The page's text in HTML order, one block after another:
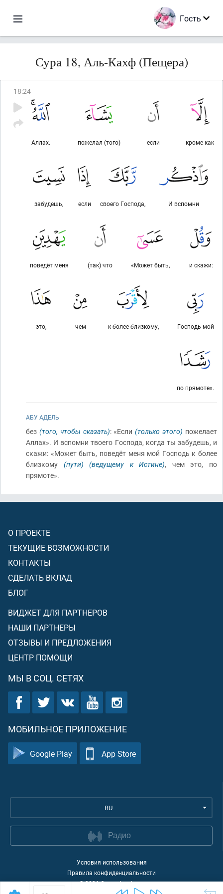
Гость
Сура 18, Аль-Кахф (Пещера)
18:24
кроме как
если
пожелал (того)
Аллах.
И вспомни
своего Господа,
если
забудешь,
и скажи:
«Может быть,
(так) что
поведёт меня
Господь мой
к более близкому,
чем
это,
по прямоте».
АБУ АДЕЛЬ
без (того, чтобы сказать): «Если(только этого) пожелает
Аллах». И вспомни твоего Господа, когда ты забудешь, и
скажи: «Может быть, поведёт меня мой Господь к более
близкому (пути) (ведущему к Истине), чем это, по
прямоте».
О ПРОЕКТЕ
ТЕКУЩИЕ ВОЗМОЖНОСТИ
КОНТАКТЫ
СДЕЛАТЬ ВКЛАД
БЛОГ
ВИДЖЕТ ДЛЯ ПАРТНЕРОВ
НАШИ ПАРТНЕРЫ
ОТЗЫВЫ И ПРЕДЛОЖЕНИЯ
ЦЕНТР ПОМОЩИ
МЫ В СОЦ. СЕТЯХ
МОБИЛЬНОЕ ПРИЛОЖЕНИЕ
Google Play App Store
RU
Радио
Условия использования
Правила конфиденциальности
©2026Quran Academy